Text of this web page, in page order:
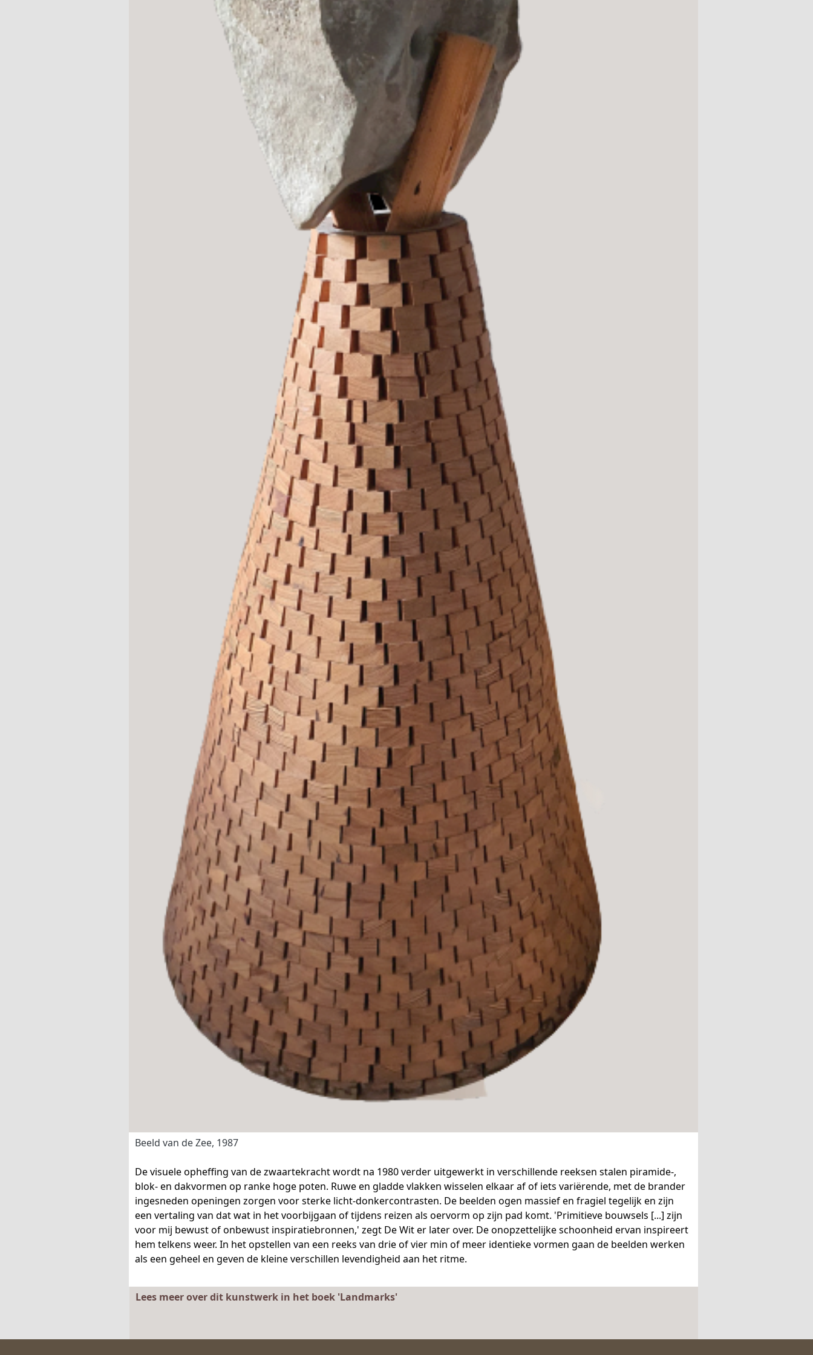
Beeld van de Zee, 1987
De visuele opheffing van de zwaartekracht wordt na 1980 verder uitgewerkt in verschillende reeksen stalen piramide-,
blok- en dakvormen op ranke hoge poten. Ruwe en gladde vlakken wisselen elkaar af of iets variërende, met de brander
ingesneden openingen zorgen voor sterke licht-donkercontrasten. De beelden ogen massief en fragiel tegelijk en zijn
een vertaling van dat wat in het voorbijgaan of tijdens reizen als oervorm op zijn pad komt. 'Primitieve bouwsels [...] zijn
voor mij bewust of onbewust inspiratiebronnen,' zegt De Wit er later over. De onopzettelijke schoonheid ervan inspireert
hem telkens weer. In het opstellen van een reeks van drie of vier min of meer identieke vormen gaan de beelden werken
als een geheel en geven de kleine verschillen levendigheid aan het ritme.
Lees meer over dit kunstwerk in het boek 'Landmarks'